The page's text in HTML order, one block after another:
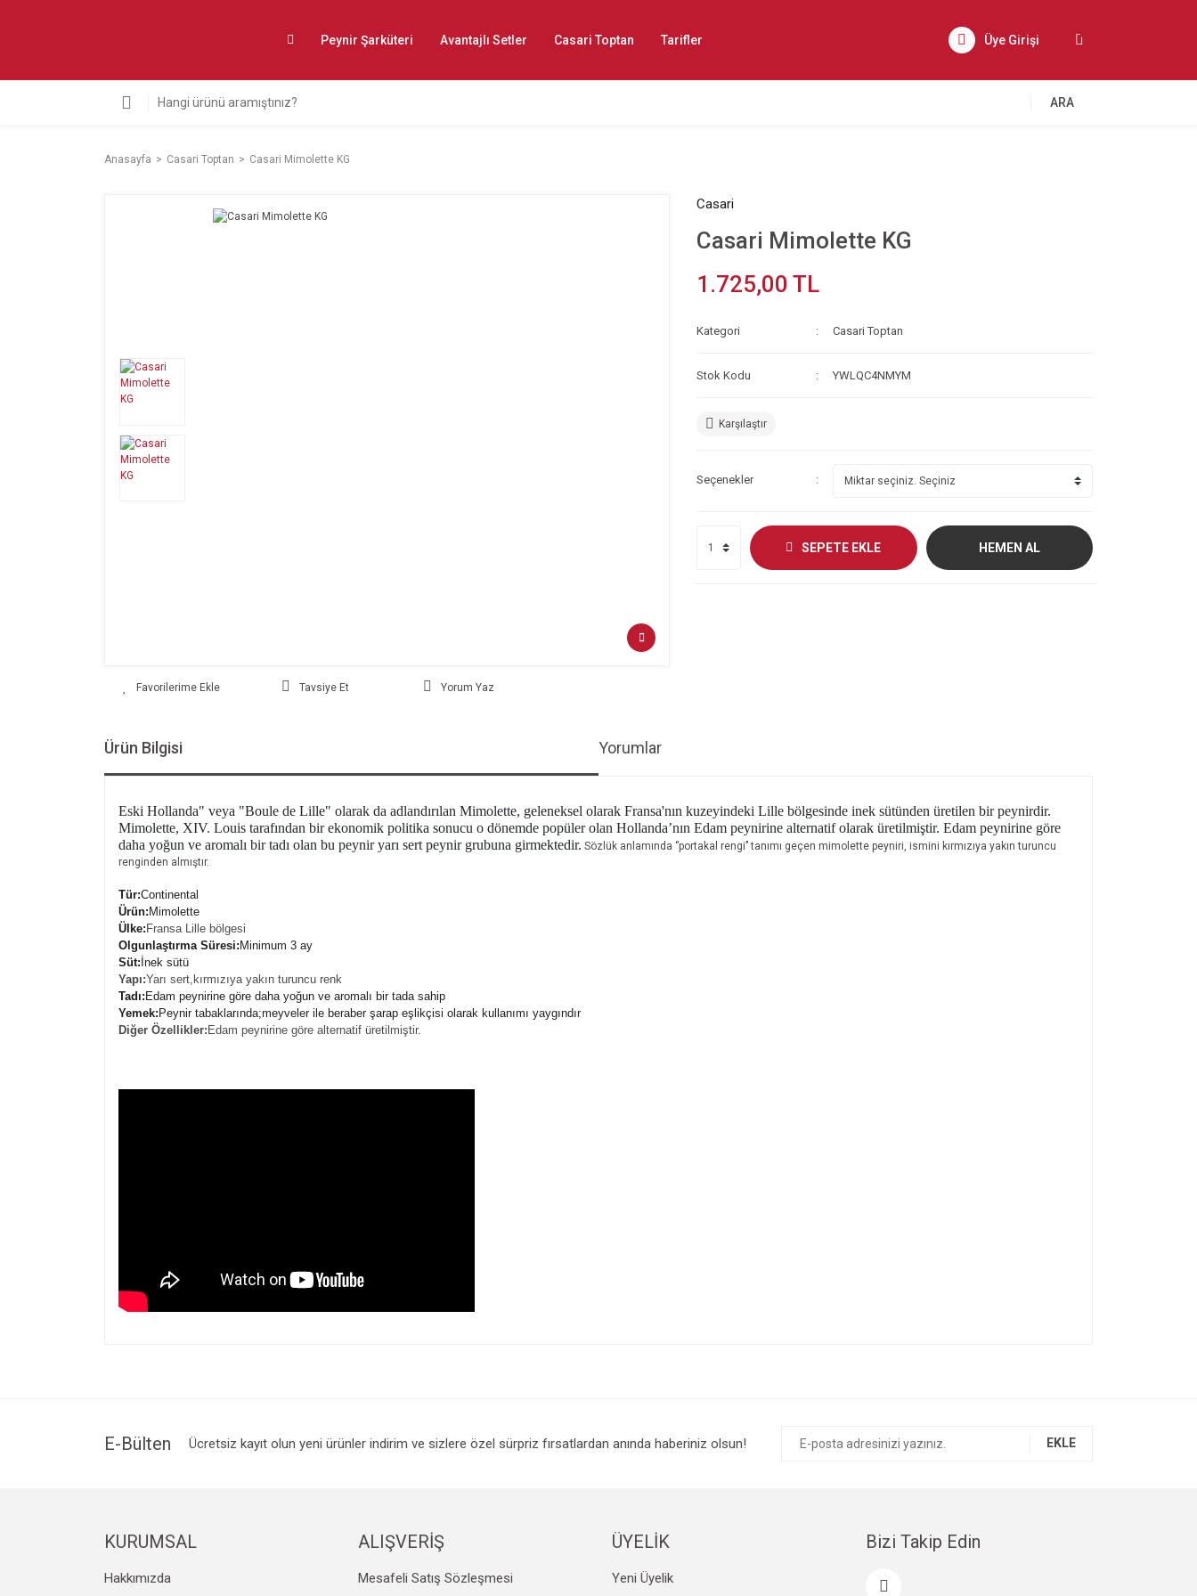
Peynir Şarküteri Avantajlı Setler Casari Toptan Tarifler Üye Girişi
ARA
Anasayfa Casari Toptan Casari Mimolette KG
Tavsiye Et Yorum Yaz
Casari
Casari Mimolette KG
1.725,00 TL
Kategori Casari Toptan
Stok Kodu YWLQC4NMYM
Karşılaştır
Seçenekler
SEPETE EKLE HEMEN AL
Ürün Bilgisi Yorumlar
Eski Hollanda" veya "Boule de Lille" olarak da adlandırılan Mimolette, geleneksel olarak Fransa'nın kuzeyindeki Lille bölgesinde inek sütünden üretilen bir peynirdir.
Mimolette, XIV. Louis tarafından bir ekonomik politika sonucu o dönemde popüler olan Hollanda’nın Edam peynirine alternatif olarak üretilmiştir. Edam peynirine göre
daha yoğun ve aromalı bir tadı olan bu peynir yarı sert peynir grubuna girmektedir. Sözlük anlamında ‘’portakal rengi’’ tanımı geçen mimolette peyniri, ismini kırmızıya yakın turuncu
renginden almıştır.
Tür:Continental
Ürün:Mimolette
Ülke:Fransa Lille bölgesi
Olgunlaştırma Süresi:Minimum 3 ay
Süt:İnek sütü
Yapı:Yarı sert,kırmızıya yakın turuncu renk
Tadı:Edam peynirine göre daha yoğun ve aromalı bir tada sahip
Yemek:Peynir tabaklarında;meyveler ile beraber şarap eşlikçisi olarak kullanımı yaygındır
Diğer Özellikler:Edam peynirine göre alternatif üretilmiştir.
E-Bülten Ücretsiz kayıt olun yeni ürünler indirim ve sizlere özel sürpriz fırsatlardan anında haberiniz olsun! EKLE
KURUMSAL
Hakkımızda
ALIŞVERİŞ
Mesafeli Satış Sözleşmesi
ÜYELİK
Yeni Üyelik
Bizi Takip Edin